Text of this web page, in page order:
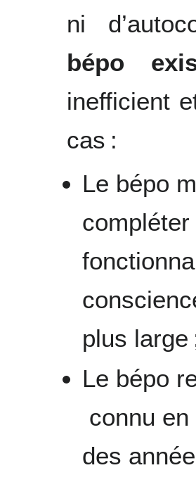
ni
bépo
inefficient
cas :
Le bépo
plus large
Le bépo
connu
des